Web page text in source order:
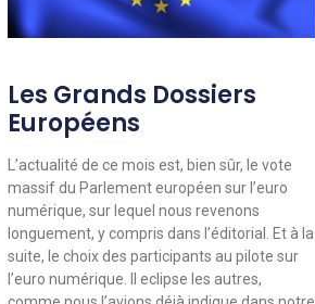
Les Grands Dossiers
Européens
L’actualité de ce mois est, bien sûr, le vote
massif du Parlement européen sur l’euro
numérique, sur lequel nous revenons
longuement, y compris dans l’éditorial. Et à la
suite, le choix des participants au pilote sur
l’euro numérique. Il eclipse les autres,